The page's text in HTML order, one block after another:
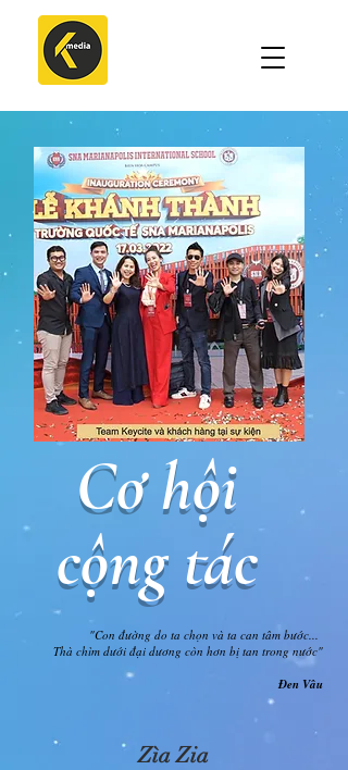
Cơ hội
​cộng tác
"Con đường do ta chọn và ta can tâm bước...
Thà chìm dưới đại dương còn hơn bị tan trong nước"
Đen Vâu
Zìa Zia